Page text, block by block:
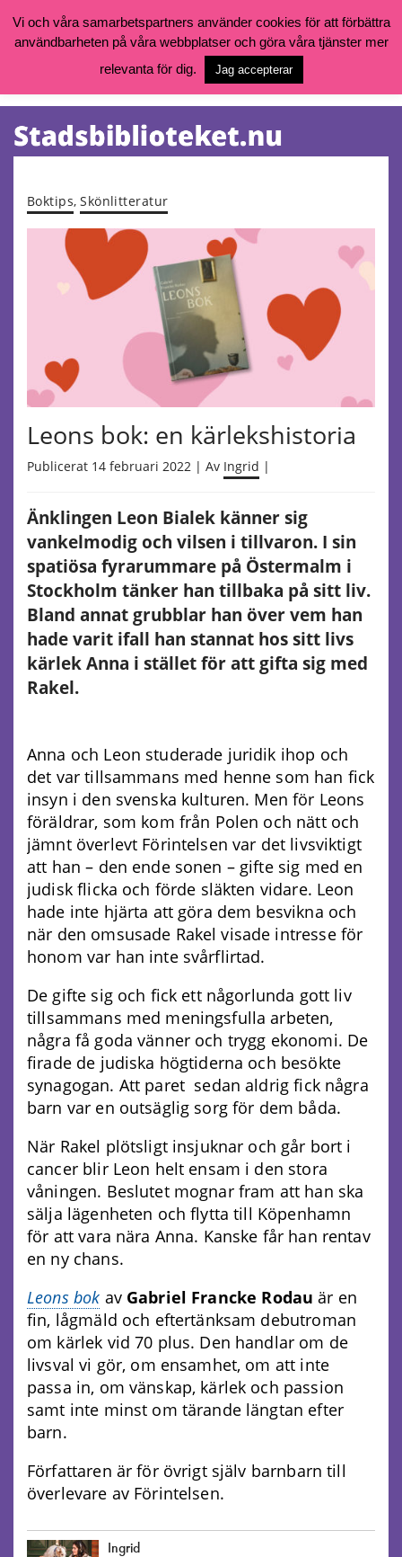
Vill du söka böcker, logga in på ditt bibliotekskonto eller nå övriga
goteborg.se/bibliotek
Öppettider, katalog och kontakt
Tjänster
Boktips,Skönlitteratur
Leons bok: en kärlekshistoria
Publicerat 14 februari 2022 | Av Ingrid |
Änklingen Leon Bialek känner sig
vankelmodig och vilsen i tillvaron. I sin
spatiösa fyrarummare på Östermalm i
Stockholm tänker han tillbaka på sitt liv.
Bland annat grubblar han över vem han
hade varit ifall han stannat hos sitt livs
kärlek Anna i stället för att gifta sig med
Rakel.
Anna och Leon studerade juridik ihop och
det var tillsammans med henne som han fick
insyn i den svenska kulturen. Men för Leons
föräldrar, som kom från Polen och nätt och
jämnt överlevt Förintelsen var det livsviktigt
att han – den ende sonen – gifte sig med en
judisk flicka och förde släkten vidare. Leon
hade inte hjärta att göra dem besvikna och
när den omsusade Rakel visade intresse för
honom var han inte svårflirtad.
De gifte sig och fick ett någorlunda gott liv
tillsammans med meningsfulla arbeten,
några få goda vänner och trygg ekonomi. De
firade de judiska högtiderna och besökte
synagogan. Att paret sedan aldrig fick några
barn var en outsäglig sorg för dem båda.
När Rakel plötsligt insjuknar och går bort i
cancer blir Leon helt ensam i den stora
våningen. Beslutet mognar fram att han ska
sälja lägenheten och flytta till Köpenhamn
för att vara nära Anna. Kanske får han rentav
en ny chans.
Leons bok avGabriel Francke Rodau är en
fin, lågmäld och eftertänksam debutroman
om kärlek vid 70 plus. Den handlar om de
livsval vi gör, om ensamhet, om att inte
passa in, om vänskap, kärlek och passion
samt inte minst om tärande längtan efter
barn.
Författaren är för övrigt själv barnbarn till
överlevare av Förintelsen.
Ingrid
Vi och våra samarbetspartners använder cookies för att förbättra
användbarheten på våra webbplatser och göra våra tjänster mer
relevanta för dig.
Jag accepterar